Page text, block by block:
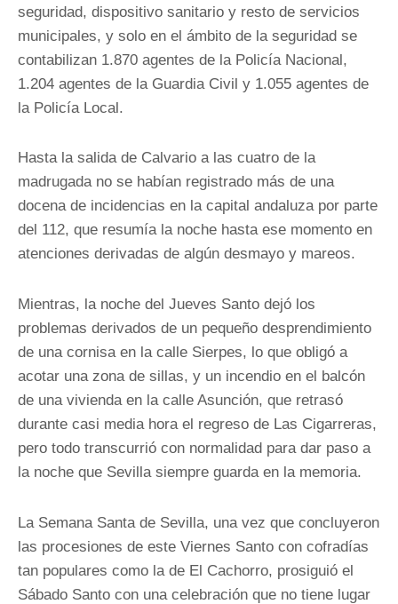
seguridad, dispositivo sanitario y resto de servicios
municipales, y solo en el ámbito de la seguridad se
contabilizan 1.870 agentes de la Policía Nacional,
1.204 agentes de la Guardia Civil y 1.055 agentes de
la Policía Local.
Hasta la salida de Calvario a las cuatro de la
madrugada no se habían registrado más de una
docena de incidencias en la capital andaluza por parte
del 112, que resumía la noche hasta ese momento en
atenciones derivadas de algún desmayo y mareos.
Mientras, la noche del Jueves Santo dejó los
problemas derivados de un pequeño desprendimiento
de una cornisa en la calle Sierpes, lo que obligó a
acotar una zona de sillas, y un incendio en el balcón
de una vivienda en la calle Asunción, que retrasó
durante casi media hora el regreso de Las Cigarreras,
pero todo transcurrió con normalidad para dar paso a
la noche que Sevilla siempre guarda en la memoria.
La Semana Santa de Sevilla, una vez que concluyeron
las procesiones de este Viernes Santo con cofradías
tan populares como la de El Cachorro, prosiguió el
Sábado Santo con una celebración que no tiene lugar